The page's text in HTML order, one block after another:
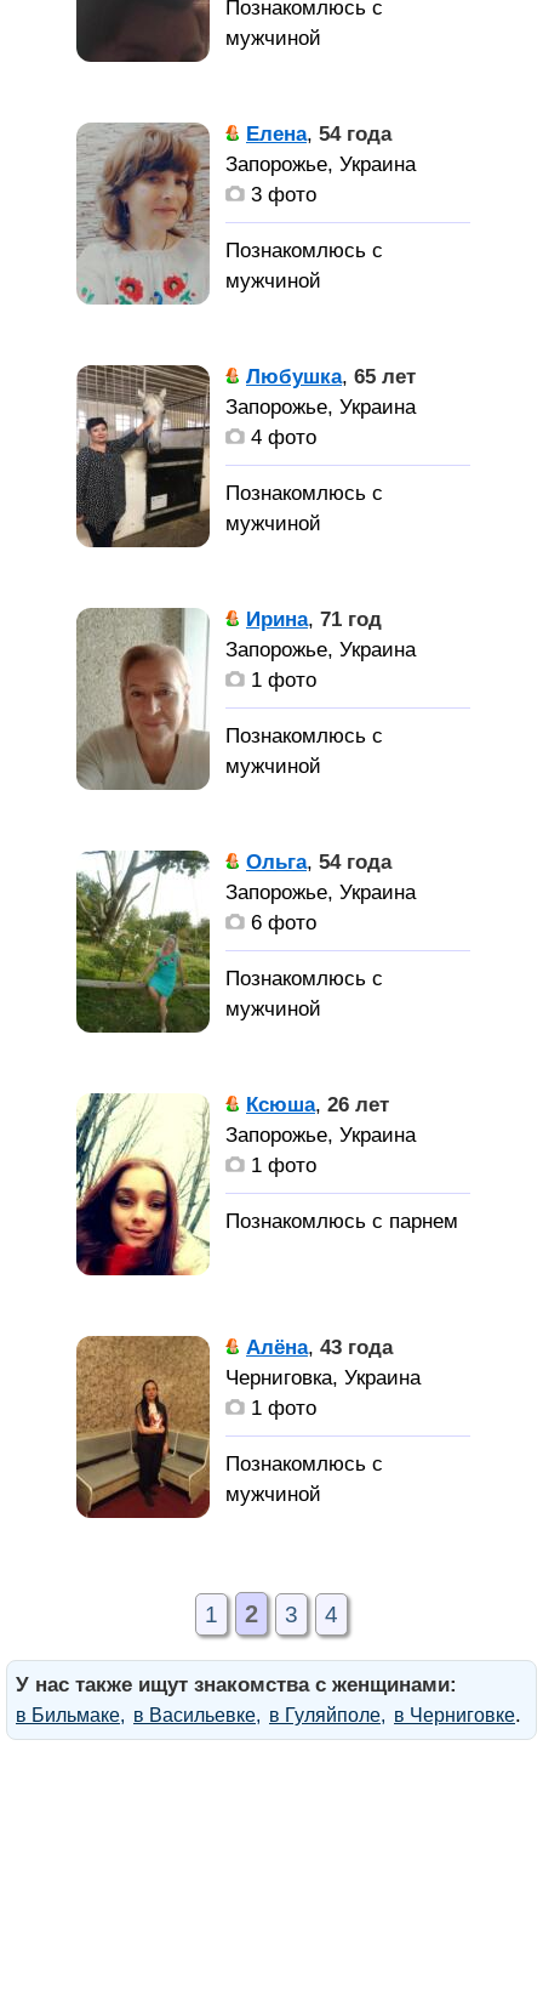
Елена, 54 года
Запорожье, Украина
3 фото
Любушка, 65 лет
Запорожье, Украина
4 фото
Ирина, 71 год
Запорожье, Украина
1 фото
Ольга, 54 года
Запорожье, Украина
6 фото
Ксюша, 26 лет
Запорожье, Украина
1 фото
Алёна, 43 года
Черниговка, Украина
1 фото
1 2 3 4
У нас также ищут знакомства с женщинами:
в Бильмаке в Васильевке в Гуляйполе в Черниговке.